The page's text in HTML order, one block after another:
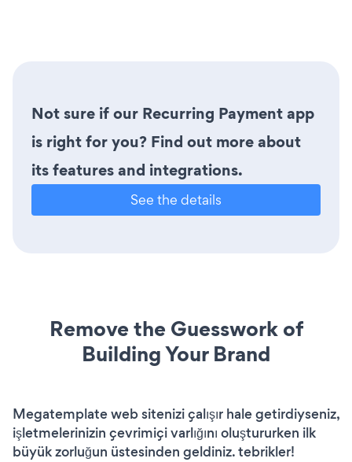
Not sure if our Recurring Payment app
is right for you? Find out more about
its features and integrations.
See the details
Remove the Guesswork of
Building Your Brand
Megatemplate web sitenizi çalışır hale getirdiyseniz,
işletmelerinizin çevrimiçi varlığını oluştururken ilk
büyük zorluğun üstesinden geldiniz. tebrikler!